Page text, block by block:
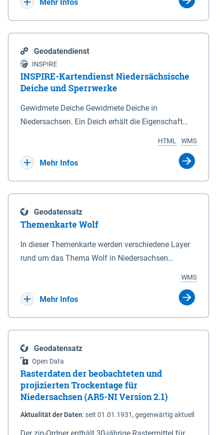
Mehr Infos
Geodatendienst
INSPIRE
INSPIRE-Kartendienst Niedersächsische
Deiche und Sperrwerke
Gewidmete Deiche Gewidmete Deiche in
Niedersachsen. Ein Deich erhält die Eigenschaft
Deichbehörde durch Verordnung ausspricht. Für
enthalten. Sperrwerke Sperrwerke sind Bauwerke
mit Sperrvorrichtungen in Tidegewässern, die dem
Schutz eines Gebietes vor erhöhten Tiden, vor allem
vor Sturmfluten, zu dienen bestimmt sind (§2 Abs.3
Eigenschaft eines Sperrwerkes durch Widmung, die
die Deichbehörde durch Verordnung ausspricht.
WMS
HTML
Mehr Infos
Geodatensatz
Themenkarte Wolf
In dieser Themenkarte werden verschiedene Layer
rund um das Thema Wolf in Niedersachsen
sowie Status der bestehenden Wolfsterritorien im
laufenden Monitoringjahr.
WMS
Mehr Infos
Geodatensatz
Open Data
Rasterdaten der beobachteten und
projizierten Trockentage für
Niedersachsen (AR5-NI Version 2.1)
Aktualität der Daten:seit 01.01.1931, gegenwärtig aktuell